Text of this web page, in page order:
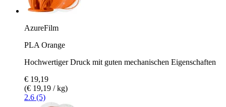
AzureFilm
PLA Orange
Hochwertiger Druck mit guten mechanischen Eigenschaften
€ 19,19
(€ 19,19 / kg)
2.6 (5)